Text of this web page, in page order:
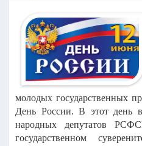
молодыхгосударственных
День России.В этот день
народных депутатов
государственном